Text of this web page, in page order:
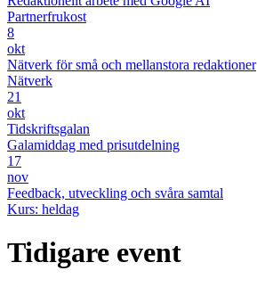
Partnerfrukost
8
okt
Nätverk för små och mellanstora redaktioner
Nätverk
21
okt
Tidskriftsgalan
Galamiddag med prisutdelning
17
nov
Feedback, utveckling och svåra samtal
Kurs: heldag
Tidigare event